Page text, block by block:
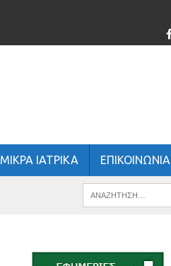
ΜΙΚΡΑ ΙΑΤΡΙΚΑ ΕΠΙΚΟΙΝΩΝΙΑ